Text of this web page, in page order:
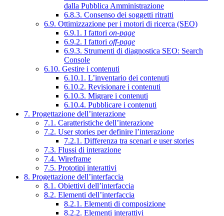
dalla Pubblica Amministrazione
6.8.3. Consenso dei soggetti ritratti
6.9. Ottimizzazione per i motori di ricerca (SEO)
6.9.1. I fattori on-page
6.9.2. I fattori off-page
6.9.3. Strumenti di diagnostica SEO: Search
Console
6.10. Gestire i contenuti
6.10.1. L’inventario dei contenuti
6.10.2. Revisionare i contenuti
6.10.3. Migrare i contenuti
6.10.4. Pubblicare i contenuti
7. Progettazione dell’interazione
7.1. Caratteristiche dell’interazione
7.2. User stories per definire l’interazione
7.2.1. Differenza tra scenari e user stories
7.3. Flussi di interazione
7.4. Wireframe
7.5. Prototipi interattivi
8. Progettazione dell’interfaccia
8.1. Obiettivi dell’interfaccia
8.2. Elementi dell’interfaccia
8.2.1. Elementi di composizione
8.2.2. Elementi interattivi